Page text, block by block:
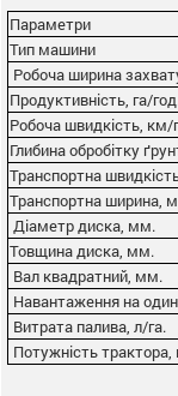
Параметри
Тип машини
Робоча ширина
Продуктивність, га/год.
Робоча швидкість, км/
Глибина обробітку
Транспортна
Транспортна ширина,
Діаметр диска, мм.
Товщина диска, мм.
Вал квадратний, мм.
Навантаження на один
Витрата палива, л/га.
Потужність трактора,